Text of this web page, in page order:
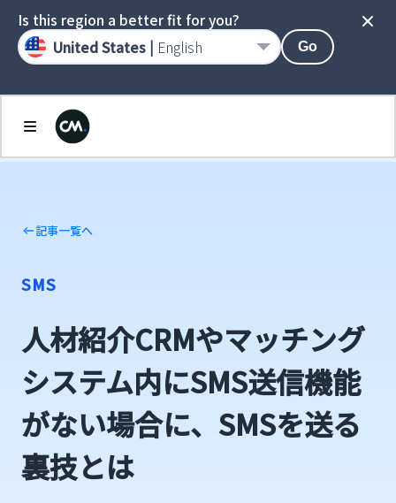
記事一覧へ
SMS
人材紹介CRMやマッチング
システム内にSMS送信機能
がない場合に、SMSを送る
裏技とは
Is this region a better fit for you?
United States | English Go